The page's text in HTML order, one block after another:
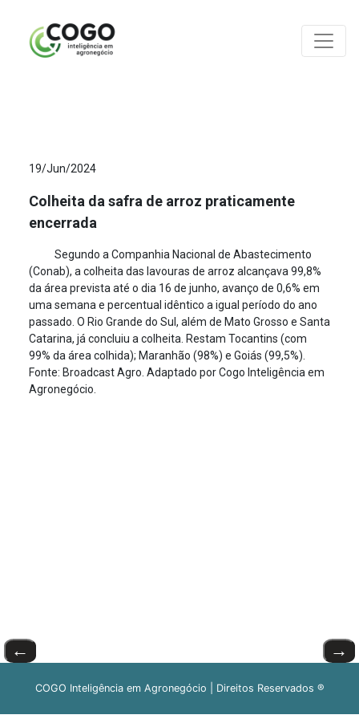
19/Jun/2024
Colheita da safra de arroz praticamente
encerrada
Segundo a Companhia Nacional de Abastecimento
(Conab), a colheita das lavouras de arroz alcançava 99,8%
da área prevista até o dia 16 de junho, avanço de 0,6% em
uma semana e percentual idêntico a igual período do ano
passado. O Rio Grande do Sul, além de Mato Grosso e Santa
Catarina, já concluiu a colheita. Restam Tocantins (com
99% da área colhida); Maranhão (98%) e Goiás (99,5%).
Fonte: Broadcast Agro. Adaptado por Cogo Inteligência em
Agronegócio.
← →
COGO Inteligência em Agronegócio | Direitos Reservados ®